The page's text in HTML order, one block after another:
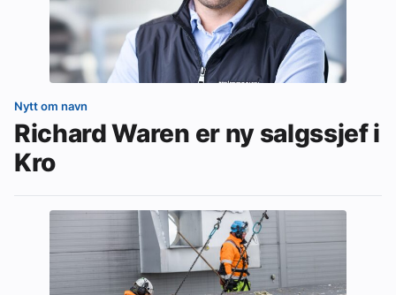
Nytt om navn
Richard Waren er ny salgssjef i
Kro